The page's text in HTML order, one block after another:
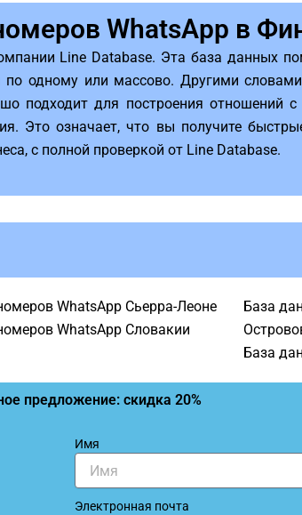
WhatsApp в
Line Database. Эта база данных
одному или массово. Другими
подходит для построения отношений
Это означает, что вы получите
с полной проверкой от Line Database.
WhatsApp Сьерра-Леоне
WhatsApp Словакии
База
База
предложение: скидка 20%
Имя
Электронная почта